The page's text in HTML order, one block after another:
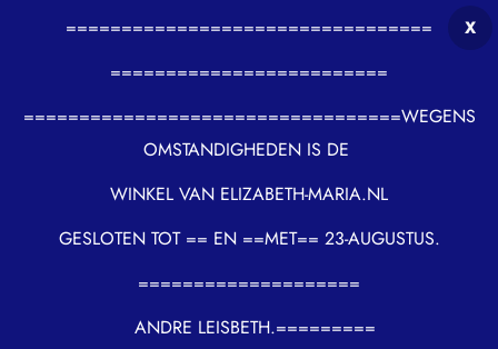
=================================
=========================
==================================WEGENS
OMSTANDIGHEDEN IS DE
WINKEL VAN ELIZABETH-MARIA.NL
GESLOTEN TOT == EN ==MET== 23-AUGUSTUS.
====================
ANDRE LEISBETH.=========
X